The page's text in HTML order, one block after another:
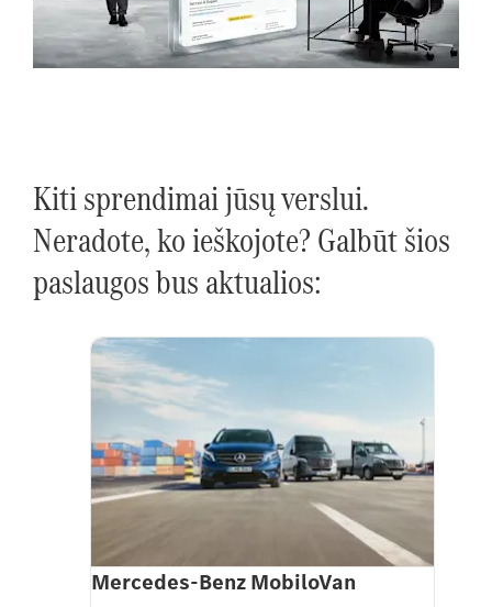
Kiti sprendimai jūsų verslui.
Neradote, ko ieškojote? Galbūt šios
paslaugos bus aktualios:
Mercedes-Benz MobiloVan